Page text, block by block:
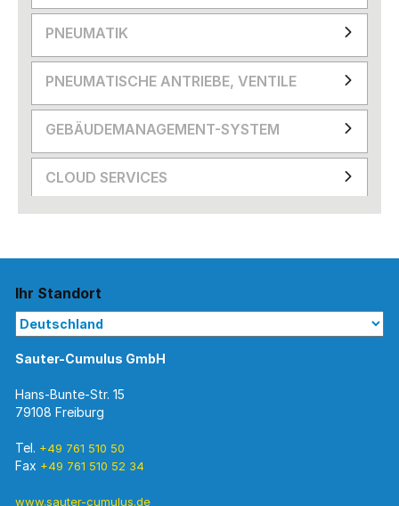
PNEUMATIK
PNEUMATISCHE ANTRIEBE, VENTILE
GEBÄUDEMANAGEMENT-SYSTEM
CLOUD SERVICES
Ihr Standort
Sauter-Cumulus GmbH
Hans-Bunte-Str. 15
79108 Freiburg
Tel. +49 761 510 50
Fax +49 761 510 52 34
www.sauter-cumulus.de